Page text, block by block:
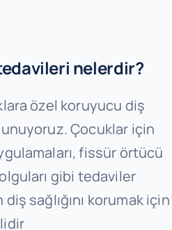
nelerdir?
özel koruyucu diş
Çocuklar için
fissür örtücü
gibi tedaviler
sağlığını korumak için